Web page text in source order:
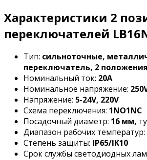
Характеристики 2
переключателей
Тип: сильноточные,
переключатель, 2 положения
Номинальный ток: 20А
Номинальное напряжение:
Напряжение: 5-24V, 220V
Схема переключения: 1NO1NC
Посадочный диаметр: 16 мм,
Диапазон рабочих температур:
Степень защиты: IP65/IK10
Срок службы светодиодных